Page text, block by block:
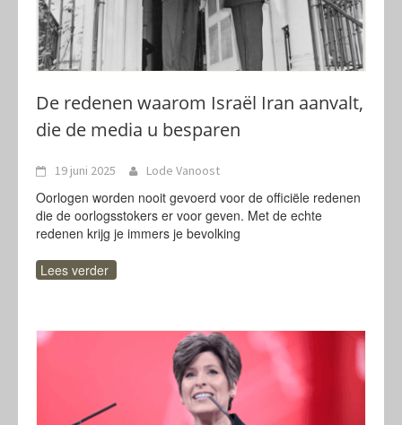
De redenen waarom Israël Iran aanvalt,
die de media u besparen
19 juni 2025 Lode Vanoost
Oorlogen worden nooit gevoerd voor de officiële redenen
die de oorlogsstokers er voor geven. Met de echte
redenen krijg je immers je bevolking
Lees verder